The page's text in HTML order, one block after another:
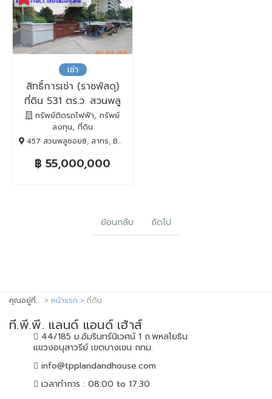
เช่า
สิทธิ์การเช่า (ราชพัสดุ)
ที่ดิน 531 ตร.ว. สวนพลู
ซอย 8
ทรัพย์ติดรถไฟฟ้า, ทรัพย์
ลงทุน, ที่ดิน
457 สวนพลูซอย8, สาทร, BANGKOK , 10120
฿ 55,000,000
ย้อนกลับ ถัดไป
คุณอยู่ที่: หน้าแรก ที่ดิน
ที.พี.พี. แลนด์ แอนด์ เฮ้าส์
44/185 ม.อัมรินทร์นิเวศน์ 1 ถ.พหลโยธิน
แขวงอนุสาวรีย์ เขตบางเขน กทม.
info@tpplandandhouse.com
เวลาทำการ : 08:00 to 17:30